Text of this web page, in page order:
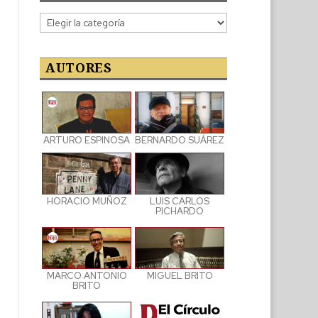
Categorías
de
publicaciones
AUTORES
ARTURO ESPINOSA BERNARDO SUÁREZ
HORACIO MUÑOZ
LUIS CARLOS
PICHARDO
MARCO ANTONIO
BRITO
MIGUEL BRITO